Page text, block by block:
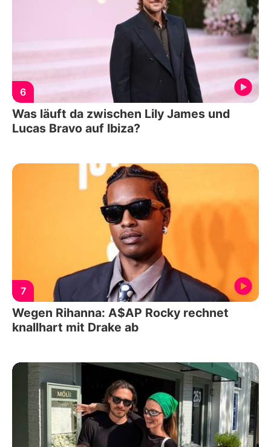
6
Was läuft da zwischen Lily James und
Lucas Bravo auf Ibiza?
7
Wegen Rihanna: A$AP Rocky rechnet
knallhart mit Drake ab